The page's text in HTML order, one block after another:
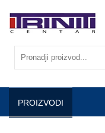
content
PROIZVODI